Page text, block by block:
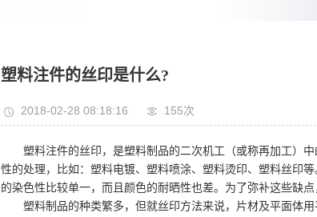
塑料注件的丝印是什么?
2018-02-28 08:18:16 155次
塑料注件的丝印，是塑料制品的二次机工（或称再加工）
性的处理，比如：塑料电镀、塑料喷涂、塑料烫印、塑料丝印
的染色性比较单一，而且颜色的耐晒性也差。为了弥补这些缺
塑料制品的种类繁多，但就丝印方法来说，片材及平面体